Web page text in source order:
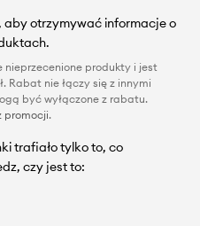
aby otrzymywać informacje o
nieprzecenione produkty i jest
Rabat nie łączy się z innymi
być wyłączone z rabatu.
promocji.
trafiało tylko to, co
czy jest to: